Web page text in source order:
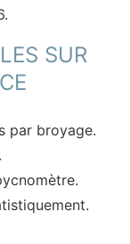
SUR
par broyage.